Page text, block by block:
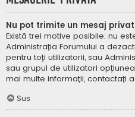
Nu pot trimite un mesaj
Există trei motive posibile; nu
Administrația Forumului a
pentru toți utilizatorii, sau
sau grupul de utilizatori
mai multe informații, contactați
Sus